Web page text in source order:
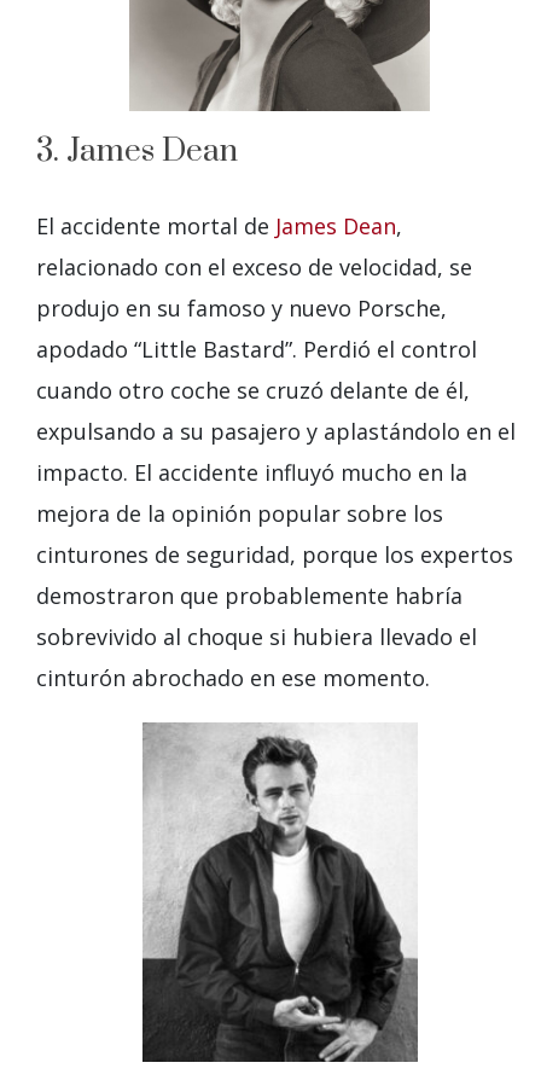
3. James Dean
El accidente mortal de James Dean,
relacionado con el exceso de velocidad, se
produjo en su famoso y nuevo Porsche,
apodado “Little Bastard”. Perdió el control
cuando otro coche se cruzó delante de él,
expulsando a su pasajero y aplastándolo en el
impacto. El accidente influyó mucho en la
mejora de la opinión popular sobre los
cinturones de seguridad, porque los expertos
demostraron que probablemente habría
sobrevivido al choque si hubiera llevado el
cinturón abrochado en ese momento.